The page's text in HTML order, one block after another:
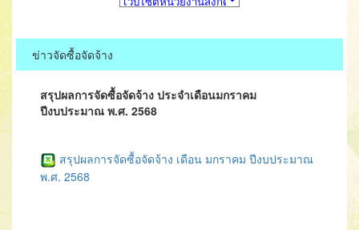
ข่าวจัดซื้อจัดจ้าง
สรุปผลการจัดซื้อจัดจ้าง ประจำเดือนมกราคม
ปีงบประมาณ พ.ศ. 2568
สรุปผลการจัดซื้อจัดจ้าง เดือน มกราคม ปีงบประมาณ
พ.ศ. 2568